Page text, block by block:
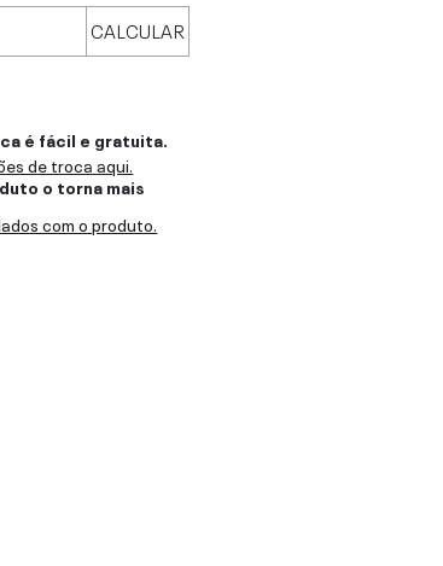
CALCULAR
é fácil e gratuita.
de troca aqui.
o torna mais
com o produto.